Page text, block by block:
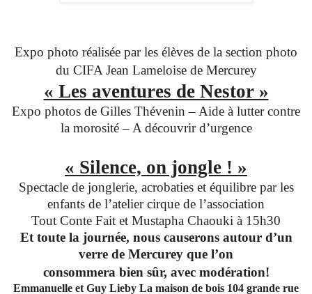
Expo photo réalisée par les élèves de la section photo
du CIFA Jean Lameloisede Mercurey
« Les aventures de Nestor »
Expo photos de Gilles Thévenin – Aide à lutter contre
la morosité – A découvrir d’urgence
« Silence, on jongle ! »
Spectacle de jonglerie, acrobaties et équilibre par les
enfants de l’atelier cirque de l’association
Tout Conte Fait et Mustapha Chaouki à 15h30
Et toute la journée, nous causerons autour d’un
verre de Mercurey que l’on
consommera bien sûr, avec modération!
Emmanuelle et Guy Lieby La maison de bois 104 grande rue